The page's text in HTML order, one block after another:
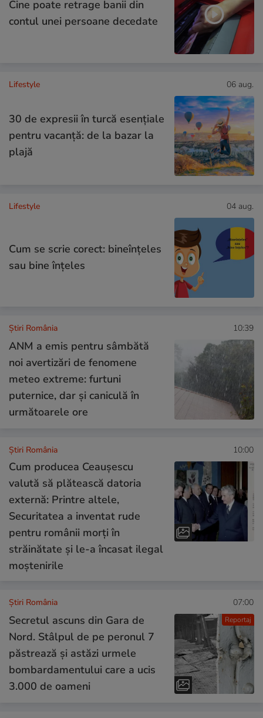
Cine poate retrage banii din
contul unei persoane decedate
Lifestyle 06 aug.
30 de expresii în turcă esențiale
pentru vacanță: de la bazar la
plajă
Lifestyle 04 aug.
Cum se scrie corect: bineînțeles
sau bine înțeles
Știri România 10:39
ANM a emis pentru sâmbătă
noi avertizări de fenomene
meteo extreme: furtuni
puternice, dar și caniculă în
următoarele ore
Știri România 10:00
Cum producea Ceaușescu
valută să plătească datoria
externă: Printre altele,
Securitatea a inventat rude
pentru românii morți în
străinătate și le-a încasat ilegal
moștenirile
Reportaj
Știri România 07:00
Secretul ascuns din Gara de
Nord. Stâlpul de pe peronul 7
păstrează și astăzi urmele
bombardamentului care a ucis
3.000 de oameni